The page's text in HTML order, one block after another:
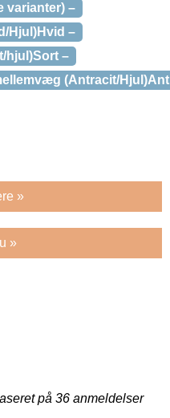
varianter) –
Hjul)Hvid –
hjul)Sort –
(Antracit/
»
»
på 36 anmeldelser